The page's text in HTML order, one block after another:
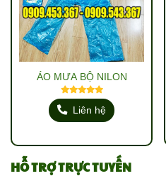
ÁO MƯA BỘ NILON
Liên hệ
HỖ TRỢ TRỰC TUYẾN